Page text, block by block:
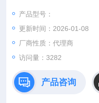
产品型号：
更新时间：2026-01-08
厂商性质：代理商
访问量：3282
产品咨询